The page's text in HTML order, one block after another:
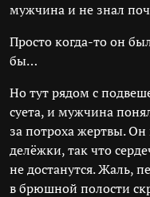
мужчина и не знал
Просто когда-то он
бы…
Но тут рядом с
суета, и мужчина
за потроха жертвы.
делёжки, так что
не достанутся. Жаль,
в брюшной полости